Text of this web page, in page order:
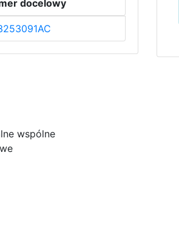
docelowy
wspólne